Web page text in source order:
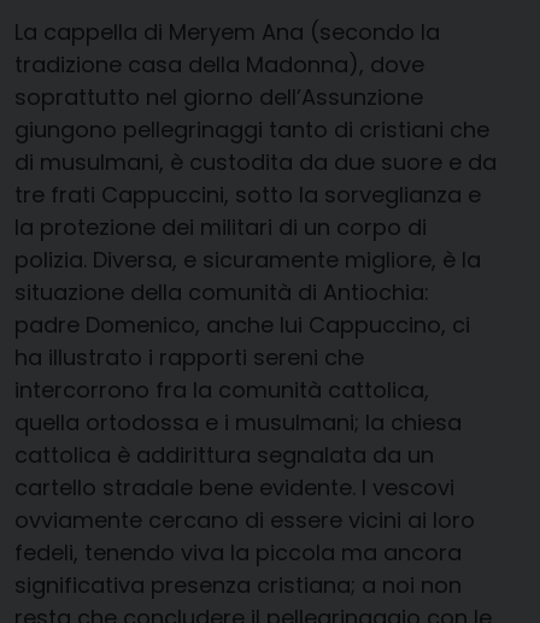
La cappella di Meryem Ana (secondo la
tradizione casa della Madonna), dove
soprattutto nel giorno dell’Assunzione
giungono pellegrinaggi tanto di cristiani che
di musulmani, è custodita da due suore e da
tre frati Cappuccini, sotto la sorveglianza e
la protezione dei militari di un corpo di
polizia. Diversa, e sicuramente migliore, è la
situazione della comunità di Antiochia:
padre Domenico, anche lui Cappuccino, ci
ha illustrato i rapporti sereni che
intercorrono fra la comunità cattolica,
quella ortodossa e i musulmani; la chiesa
cattolica è addirittura segnalata da un
cartello stradale bene evidente. I vescovi
ovviamente cercano di essere vicini ai loro
fedeli, tenendo viva la piccola ma ancora
significativa presenza cristiana; a noi non